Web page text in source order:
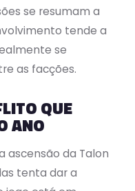
se resumam a
tende a
se
as facções.
QUE
ANO
ascensão da Talon
tenta dar a